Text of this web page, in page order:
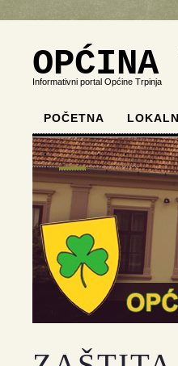
Informativni portal Općine Trpinja
POČETNA
. . . .